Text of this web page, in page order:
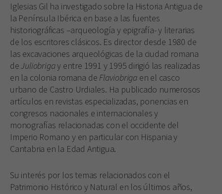
Iglesias Gil ha investigado sobre la Historia Antigua de
la Península Ibérica en base a las fuentes
historiográficas –arqueología y epigrafía- y literarias
de los escritores clásicos. Es director desde 1980 de
las excavaciones arqueológicas de la ciudad romana
deJuliobrigay entre 1991 y 1995 dirigió las realizadas
en la colonia romana de Flaviobriga en el casco
urbano de Castro Urdiales. Ha publicado numerosos
artículos en revistas especializadas, ponencias en
congresos nacionales e internacionales y
monografías relacionadas con el occidente del
Imperio Romano y en particular con Hispania y
Cantabria en la Edad Antigua.
Su interés por los temas relacionados con el
Patrimonio Histórico y Natural en los últimos años,